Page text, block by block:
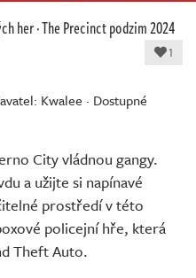
her·The Precinctpodzim 2024
1
Kwalee · Dostupné
City vládnou gangy.
a užijte si napínavé
prostředí v této
policejní hře, která
Theft Auto.